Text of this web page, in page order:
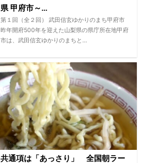
県 甲府市～...
第１回（全２回） 武田信玄ゆかりのまち甲府市
昨年開府500年を迎えた山梨県の県庁所在地甲府
市は、武田信玄ゆかりのまちと…
共通項は「あっさり」 全国朝ラー